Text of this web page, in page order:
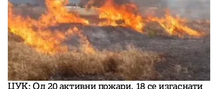
ЦУК: Од 20 активни пожари, 18 се изгаснати